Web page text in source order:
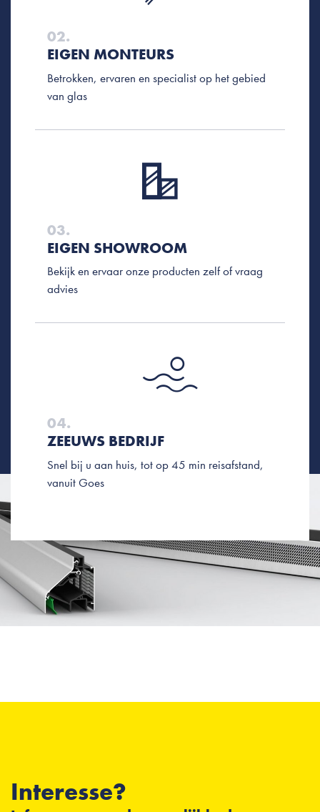
02.
EIGEN MONTEURS
Betrokken, ervaren en specialist op het gebied
van glas
03.
EIGEN SHOWROOM
Bekijk en ervaar onze producten zelf of vraag
advies
04.
ZEEUWS BEDRIJF
Snel bij u aan huis, tot op 45 min reisafstand,
vanuit Goes
Interesse?